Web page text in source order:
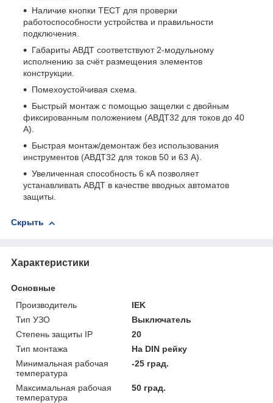
Наличие кнопки ТЕСТ для проверки
работоспособности устройства и правильности
подключения.
Габариты АВДТ соответствуют 2-модульному
исполнению за счёт размещения элементов
конструкции.
Помехоустойчивая схема.
Быстрый монтаж с помощью защелки с двойным
фиксированным положением (АВДТ32 для токов до 40
А).
Быстрая монтаж/демонтаж без использования
инструментов (АВДТ32 для токов 50 и 63 A).
Увеличенная способность 6 кА позволяет
устанавливать АВДТ в качестве вводных автоматов
защиты.
Скрыть
Характеристики
Основные
Производитель
IEK
Тип УЗО
Выключатель
Степень защиты IP
20
Тип монтажа
На DIN рейку
Минимальная рабочая
температура
-25 град.
Максимальная рабочая
температура
50 град.